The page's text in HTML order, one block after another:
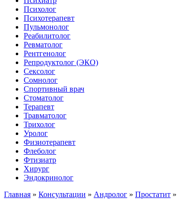
Психолог
Психотерапевт
Пульмонолог
Реабилитолог
Ревматолог
Рентгенолог
Репродуктолог (ЭКО)
Сексолог
Сомнолог
Спортивный врач
Стоматолог
Терапевт
Травматолог
Трихолог
Уролог
Физиотерапевт
Флеболог
Фтизиатр
Хирург
Эндокринолог
Главная » Консультации » Андролог » Простатит »